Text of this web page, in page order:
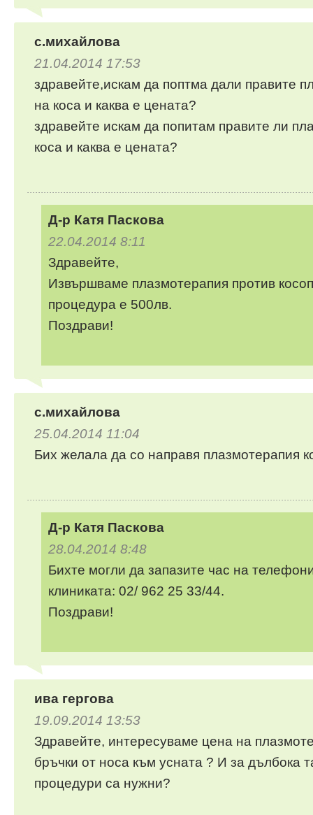
с.михайлова
21.04.2014 17:53
здравейте,искам да поптма дали правите
на коса и каква е цената?
здравейте искам да попитам правите ли
коса и каква е цената?
Д-р Катя Паскова
22.04.2014 8:11
Здравейте,
Извършваме плазмотерапия против
процедура е 500лв.
Поздрави!
с.михайлова
25.04.2014 11:04
Бих желала да со направя плазмотерапия
Д-р Катя Паскова
28.04.2014 8:48
Бихте могли да запазите час на
клиниката: 02/ 962 25 33/44.
Поздрави!
ива гергова
19.09.2014 13:53
Здравейте, интересуваме цена на
бръчки от носа към усната ? И за дълбока
процедури са нужни?